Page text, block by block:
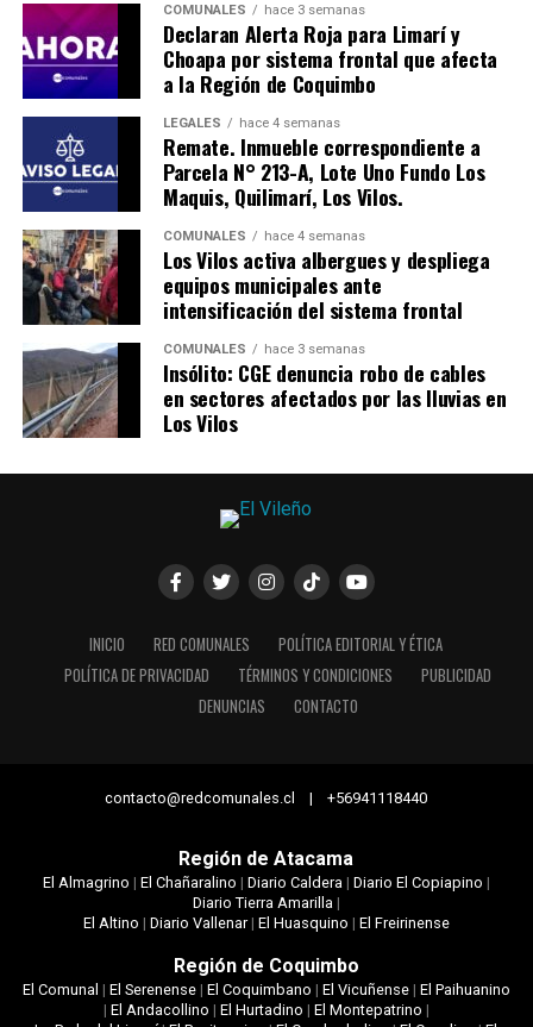
COMUNALES hace 3 semanas
Declaran Alerta Roja para Limarí y
Choapa por sistema frontal que afecta
a la Región de Coquimbo
LEGALES hace 4 semanas
Remate. Inmueble correspondiente a
Parcela N° 213-A, Lote Uno Fundo Los
Maquis, Quilimarí, Los Vilos.
COMUNALES hace 4 semanas
Los Vilos activa albergues y despliega
equipos municipales ante
intensificación del sistema frontal
COMUNALES hace 3 semanas
Insólito: CGE denuncia robo de cables
en sectores afectados por las lluvias en
Los Vilos
INICIO RED COMUNALES
POLÍTICA EDITORIAL Y ÉTICA
POLÍTICA DE PRIVACIDAD
TÉRMINOS Y CONDICIONES
PUBLICIDAD
DENUNCIAS
CONTACTO
contacto@redcomunales.cl | +56941118440
Región de Atacama
El Almagrino | El Chañaralino | Diario Caldera | Diario El Copiapino |
Diario Tierra Amarilla |
El Altino | Diario Vallenar| El Huasquino | El Freirinense
Región de Coquimbo
El Comunal | El Serenense| El Coquimbano | El Vicuñense| El Paihuanino
| El Andacollino | El Hurtadino | El Montepatrino |